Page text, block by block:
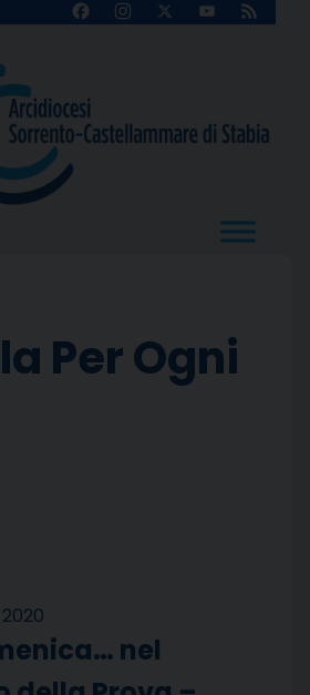
FacebookInstagram
X
YouTube
Feed
Per Ogni
nel